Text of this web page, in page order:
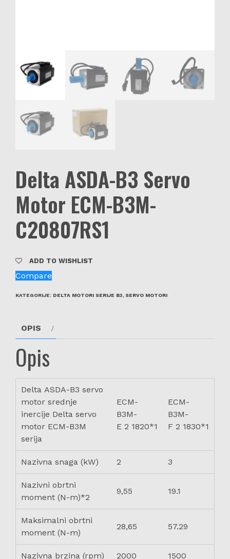
Delta ASDA-B3 Servo
Motor ECM-B3M-
C20807RS1
ADD TO WISHLIST
Compare
KATEGORIJE: DELTA MOTORI SERIJE B3 SERVO MOTORI
OPIS
Opis
Delta ASDA-B3 servo
motor srednje
inercije Delta servo
motor ECM-B3M
serija
ECM-
B3M-
E 2 1820*1
ECM-
B3M-
F 2 1830*1
Nazivna snaga (kW) 2 3
Nazivni obrtni
moment (N-m)*2
9,55 19.1
Maksimalni obrtni
moment (N-m)
28,65 57.29
Nazivna brzina (rpm) 2000 1500